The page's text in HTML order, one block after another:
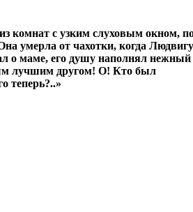
комнат с узким слуховым окном,
умерла от чахотки, когда Людвигу
о маме, его душу наполнял нежный
лучшим другом! О! Кто был
теперь?..»